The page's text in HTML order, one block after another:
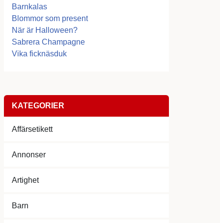
Barnkalas
Blommor som present
När är Halloween?
Sabrera Champagne
Vika ficknäsduk
KATEGORIER
Affärsetikett
Annonser
Artighet
Barn